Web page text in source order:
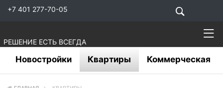
+7 401 277-70-05
РЕШЕНИЕ ЕСТЬ ВСЕГДА
Новостройки Квартиры Коммерческая